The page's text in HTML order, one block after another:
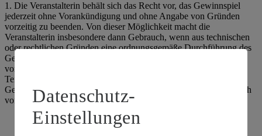
1. Die Veranstalterin behält sich das Recht vor, das Gewinnspiel
jederzeit ohne Vorankündigung und ohne Angabe von Gründen
vorzeitig zu beenden. Von dieser Möglichkeit macht die
Veranstalterin insbesondere dann Gebrauch, wenn aus technischen
oder rechtlichen Gründen eine ordnungsgemäße Durchführung des
Gewinnspiels nicht gewährleistet werden kann. Sofern die
vorzeitige Beendigung durch manipulatives Verhalten eines
Teilnehmers verursacht wurde, behält sich die Veranstalterin eine
Geltendmachung des dadurch entstandenen Schadens ausdrücklich
vor.
Datenschutz-
Einstellungen